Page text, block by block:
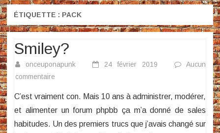
ÉTIQUETTE : PACK
Smiley?
onceuponapunk 24 février 2019
Aucun
commentaire
C’est vraiment con. Mais 10 ans à administrer, modérer,
et alimenter un forum phpbb ça m’a donné de sales
habitudes. Un des premiers trucs que j’avais changé sur